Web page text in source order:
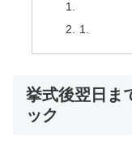
挙式後翌日ま
ック